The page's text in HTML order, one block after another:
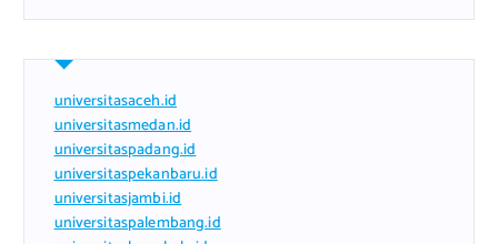
universitasaceh.id
universitasmedan.id
universitaspadang.id
universitaspekanbaru.id
universitasjambi.id
universitaspalembang.id